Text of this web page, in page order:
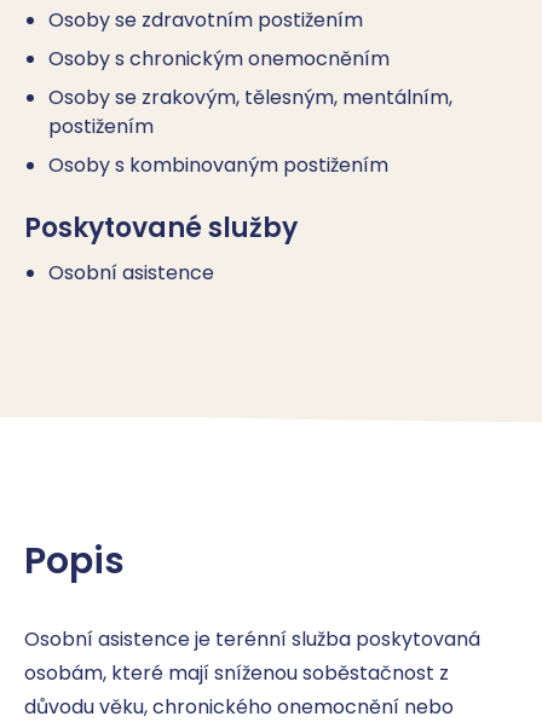
Osoby se zdravotním postižením
Osoby s chronickým onemocněním
Osoby se zrakovým, tělesným, mentálním,
postižením
Osoby s kombinovaným postižením
Poskytované služby
Osobní asistence
Popis
Osobní asistence je terénní služba poskytovaná
osobám, které mají sníženou soběstačnost z
důvodu věku, chronického onemocnění nebo